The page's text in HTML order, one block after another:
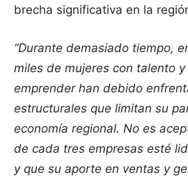
brecha significativa en la
“Durante demasiado tiempo,
miles de mujeres con talento
emprender han debido
estructurales que limitan su
economía regional. No es
de cada tres empresas esté
y que su aporte en ventas y